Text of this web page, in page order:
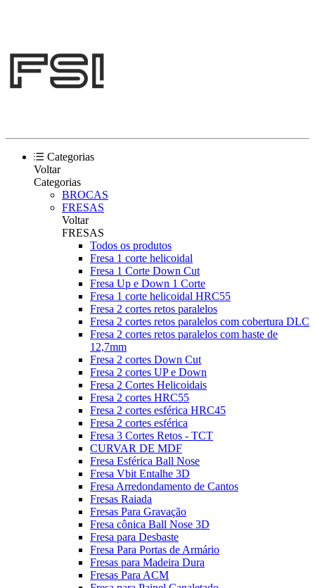
Categorias
Voltar
Categorias
BROCAS
FRESAS
Voltar
FRESAS
Todos os produtos
Fresa 1 corte helicoidal
Fresa 1 Corte Down Cut
Fresa Up e Down 1 Corte
Fresa 1 corte helicoidal HRC55
Fresa 2 cortes retos paralelos
Fresa 2 cortes retos paralelos com cobertura DLC
Fresa 2 cortes retos paralelos com haste de
12,7mm
Fresa 2 cortes Down Cut
Fresa 2 cortes UP e Down
Fresa 2 Cortes Helicoidais
Fresa 2 cortes HRC55
Fresa 2 cortes esférica HRC45
Fresa 2 cortes esférica
Fresa 3 Cortes Retos - TCT
CURVAR DE MDF
Fresa Esférica Ball Nose
Fresa Vbit Entalhe 3D
Fresa Arredondamento de Cantos
Fresas Raiada
Fresas Para Gravação
Fresa cônica Ball Nose 3D
Fresa para Desbaste
Fresa Para Portas de Armário
Fresas para Madeira Dura
Fresas Para ACM